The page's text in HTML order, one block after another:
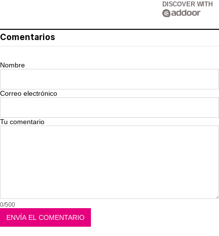
DISCOVER WITH
Comentarios
Nombre
Correo electrónico
Tu comentario
0/500